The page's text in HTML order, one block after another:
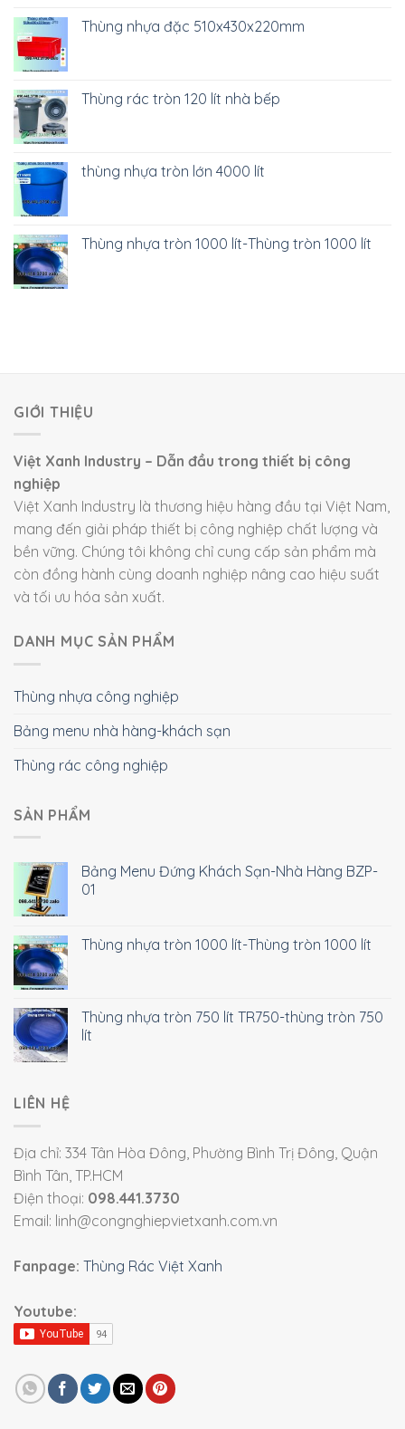
Thùng nhựa đặc 510x430x220mm
Thùng rác tròn 120 lít nhà bếp
thùng nhựa tròn lớn 4000 lít
Thùng nhựa tròn 1000 lít-Thùng tròn 1000 lít
GIỚI THIỆU
Việt Xanh Industry – Dẫn đầu trong thiết bị công
nghiệp
Việt Xanh Industry là thương hiệu hàng đầu tại Việt Nam,
mang đến giải pháp thiết bị công nghiệp chất lượng và
bền vững. Chúng tôi không chỉ cung cấp sản phẩm mà
còn đồng hành cùng doanh nghiệp nâng cao hiệu suất
và tối ưu hóa sản xuất.
DANH MỤC SẢN PHẨM
Thùng nhựa công nghiệp
Bảng menu nhà hàng-khách sạn
Thùng rác công nghiệp
SẢN PHẨM
Bảng Menu Đứng Khách Sạn-Nhà Hàng BZP-
01
Thùng nhựa tròn 1000 lít-Thùng tròn 1000 lít
Thùng nhựa tròn 750 lít TR750-thùng tròn 750
lít
LIÊN HỆ
Địa chỉ: 334 Tân Hòa Đông, Phường Bình Trị Đông, Quận
Bình Tân, TP.HCM
Điện thoại: 098.441.3730
Email: linh@congnghiepvietxanh.com.vn
Fanpage: Thùng Rác Việt Xanh
Youtube: